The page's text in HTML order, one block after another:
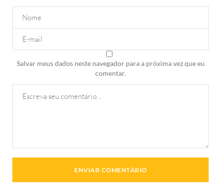
Salvar meus dados neste navegador para a próxima vez que eu
comentar.